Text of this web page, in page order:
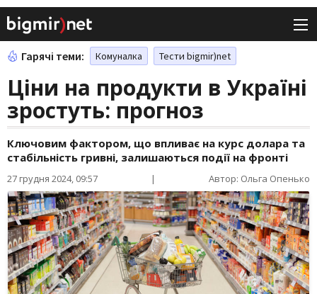
Гарячі теми: Комуналка Тести bigmir)net
Ціни на продукти в Україні
зростуть: прогноз
Ключовим фактором, що впливає на курс долара та
стабільність гривні, залишаються події на фронті
27 грудня 2024, 09:57 | Автор: Ольга Опенько